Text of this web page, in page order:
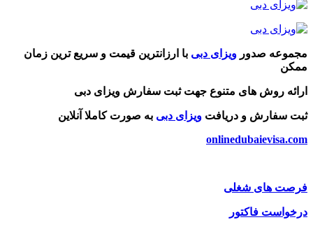
مجموعه صدور ویزای دبی با ارزانترین قیمت و سریع ترین زمان
ممکن
ارائه روش های متنوع جهت ثبت سفارش ویزای دبی
ثبت سفارش و دریافت ویزای دبی به صورت کاملا آنلاین
onlinedubaievisa.com
فرصت های شغلی
درخواست فاکتور